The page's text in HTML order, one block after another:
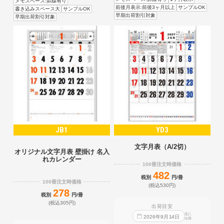
書き込みスペース大 サンプルOK
早期出荷割引対象
前後月表示:前後3ヶ月以上
サンプルOK
早期出荷割引対象
JB1
オリジナル文字月表 壁掛け 名入
れカレンダー
100冊注文時価格
税別 278 円/冊
(税込305円)
YD3
文字月表（A/2切）
100冊注文時価格
税別 482 円/冊
(税込530円)
出荷目安
2026年9 月 14日
迄に
出荷